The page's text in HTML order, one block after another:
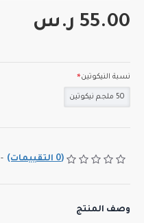
(0 التقييمات) -
55.00 ر.س
نسبة النيكوتين
50 ملجم نيكوتين
وصف المنتج